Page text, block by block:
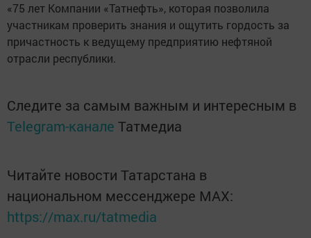
«75 лет Компании «Татнефть», которая позволила
участникам проверить знания и ощутить гордость за
причастность к ведущему предприятию нефтяной
отрасли республики.
Следите за самым важным и интересным в
Telegram-канале Татмедиа
Читайте новости Татарстана в
национальном мессенджере MАХ:
https://max.ru/tatmedia